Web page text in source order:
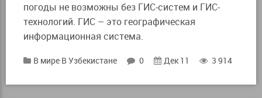
погоды не возможны без ГИС-систем и ГИС-
технологий. ГИС – это географическая
информационная система.
В мире В Узбекистане 0 Дек 11 3 914